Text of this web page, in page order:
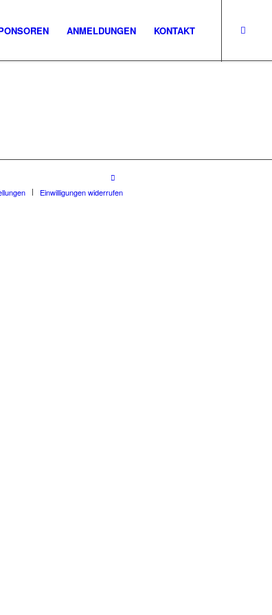
ANMELDUNGEN KONTAKT
Einwilligungen widerrufen